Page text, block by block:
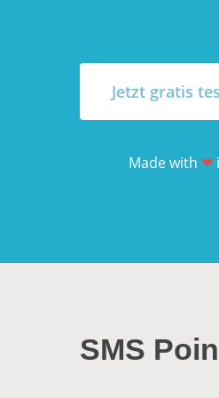
Jetzt gratis
Made with ❤
SMS